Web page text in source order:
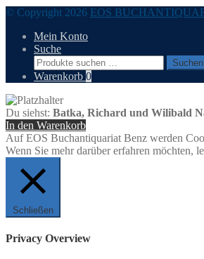
© Copyright 2026 EOS
Mein Konto
Suche
Suchen
nach:
Suchen
Warenkorb 0
Du siehst: Batka, Richard und Wilibald
In den Warenkorb
Auf EOS Buchantiquariat Benz werden
Wenn Sie mehr darüber erfahren möchten,
Schließen
Privacy Overview